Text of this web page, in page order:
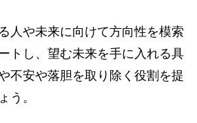
人や未来に向けて方向性を模索
トし、望む未来を手に入れる具
不安や落胆を取り除く役割を提
う。